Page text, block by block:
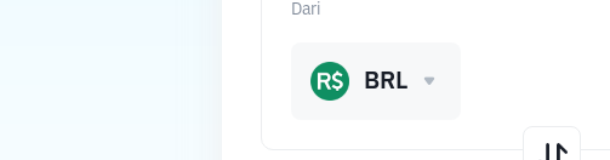
Dari
BRL